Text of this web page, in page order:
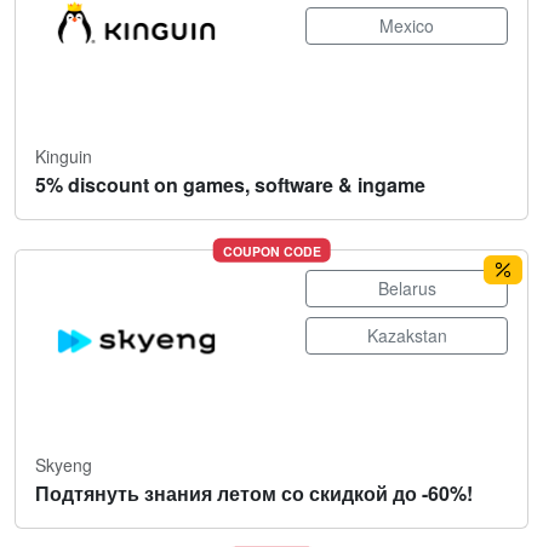
Mexico
Kinguin
5% discount on games, software & ingame
COUPON CODE
Belarus
Kazakstan
Skyeng
Подтянуть знания летом со скидкой до -60%!